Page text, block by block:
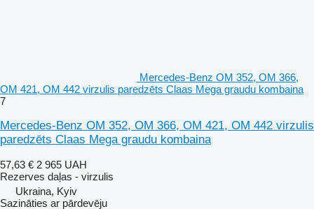
Mercedes-Benz OM 352, OM 366,
OM 421, OM 442 virzulis paredzēts Claas Mega graudu kombaina
7
Mercedes-Benz OM 352, OM 366, OM 421, OM 442 virzulis
paredzēts Claas Mega graudu kombaina
57,63 € 2 965 UAH
Rezerves daļas - virzulis
Ukraina, Kyiv
Sazināties ar pārdevēju